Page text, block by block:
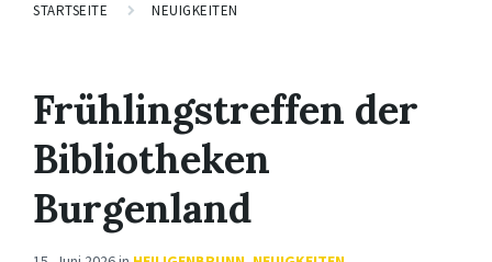
STARTSEITE NEUIGKEITEN
Frühlingstreffen der
Bibliotheken
Burgenland